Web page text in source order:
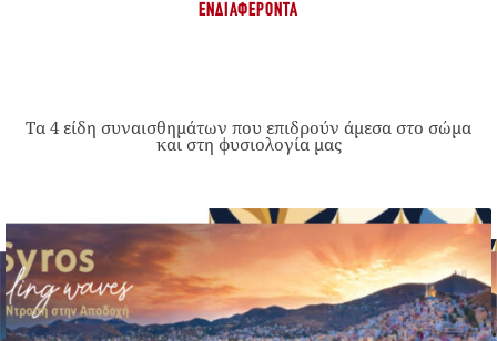
ΕΝΔΙΑΦΈΡΟΝΤΑ
Τα 4 είδη συναισθημάτων που επιδρούν άμεσα στο σώμα
και στη φυσιολογία μας